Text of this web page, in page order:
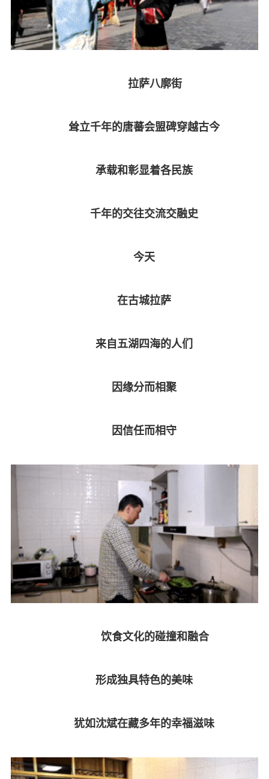
拉萨八廓街
耸立千年的唐蕃会盟碑穿越古今
承载和彰显着各民族
千年的交往交流交融史
今天
在古城拉萨
来自五湖四海的人们
因缘分而相聚
因信任而相守
饮食文化的碰撞和融合
形成独具特色的美味
犹如沈斌在藏多年的幸福滋味